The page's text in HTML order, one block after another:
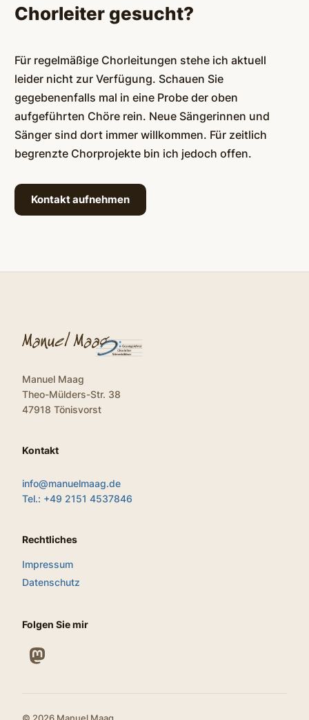
Chorleiter gesucht?
Für regelmäßige Chorleitungen stehe ich aktuell
leider nicht zur Verfügung. Schauen Sie
gegebenenfalls mal in eine Probe der oben
aufgeführten Chöre rein. Neue Sängerinnen und
Sänger sind dort immer willkommen. Für zeitlich
begrenzte Chorprojekte bin ich jedoch offen.
Kontakt aufnehmen
Manuel Maag
Theo-Mülders-Str. 38
47918 Tönisvorst
Kontakt
info@manuelmaag.de
Tel.: +49 2151 4537846
Rechtliches
Impressum
Datenschutz
Folgen Sie mir